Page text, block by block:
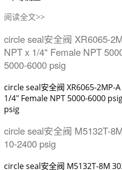
阅读全文>>
circle seal安全阀 XR6065-
NPT x 1/4" Female NPT
5000-6000 psig
circle seal安全阀 XR6065-2MP-
1/4" Female NPT 5000-6000
psig
circle seal安全阀 M5132T-
10-2400 psig
circle seal安全阀 M5132T-8M